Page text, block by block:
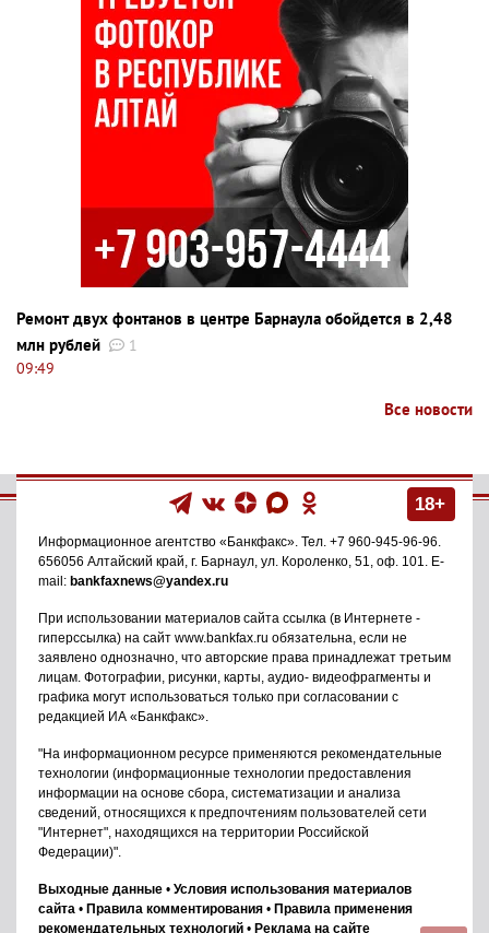
Ремонт двух фонтанов в центре Барнаула обойдется в 2,48
млн рублей
1
09:49
Все новости
18+
Информационное агентство «Банкфакс» . Тел. +7 960-945-96-96
656056 Алтайский край, г. Барнаул ул. Короленко, 51, оф. 101
. E-
mail: bankfaxnews@yandex.ru
При использовании материалов сайта ссылка (в Интернете -
гиперссылка) на сайт www.bankfax.ru обязательна, если не
заявлено однозначно, что авторские права принадлежат третьим
лицам. Фотографии, рисунки, карты, аудио- видеофрагменты и
графика могут использоваться только при согласовании с
редакцией ИА «Банкфакс».
"На информационном ресурсе применяются рекомендательные
технологии (информационные технологии предоставления
информации на основе сбора, систематизации и анализа
сведений, относящихся к предпочтениям пользователей сети
"Интернет", находящихся на территории Российской
Федерации)".
Выходные данные • Условия использования материалов
сайта • Правила комментирования • Правила применения
рекомендательных технологий • Реклама на сайте